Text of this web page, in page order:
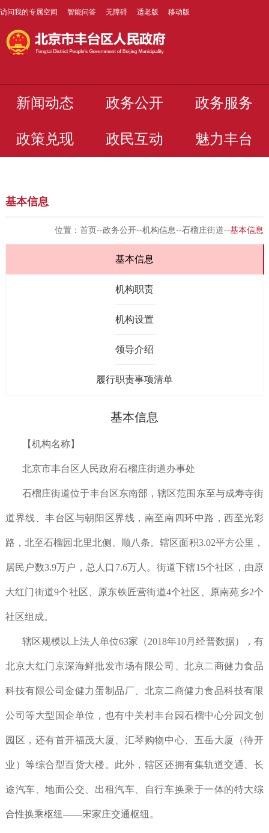
访问我的专属空间 智能问答 无障碍 适老版 移动版
新闻动态 政务公开 政务服务
政策兑现 政民互动 魅力丰台
基本信息
位置：首页--政务公开--机构信息--石榴庄街道--基本信息
基本信息
机构职责
机构设置
领导介绍
履行职责事项清单
基本信息
【机构名称】
北京市丰台区人民政府石榴庄街道办事处
石榴庄街道位于丰台区东南部，辖区范围东至与成寿寺街
道界线、丰台区与朝阳区界线，南至南四环中路，西至光彩
路，北至石榴园北里北侧、顺八条。辖区面积3.02平方公里，
居民户数3.9万户，总人口7.6万人。街道下辖15个社区，由原
大红门街道9个社区、原东铁匠营街道4个社区、原南苑乡2个
社区组成。
辖区规模以上法人单位63家（2018年10月经普数据），有
北京大红门京深海鲜批发市场有限公司、北京二商健力食品
科技有限公司金健力蛋制品厂、北京二商健力食品科技有限
公司等大型国企单位，也有中关村丰台园石榴中心分园文创
园区，还有首开福茂大厦、汇琴购物中心、五岳大厦（待开
业）等综合型百货大楼。此外，辖区还拥有集轨道交通、长
途汽车、地面公交、出租汽车、自行车换乘于一体的特大综
合性换乘枢纽——宋家庄交通枢纽。